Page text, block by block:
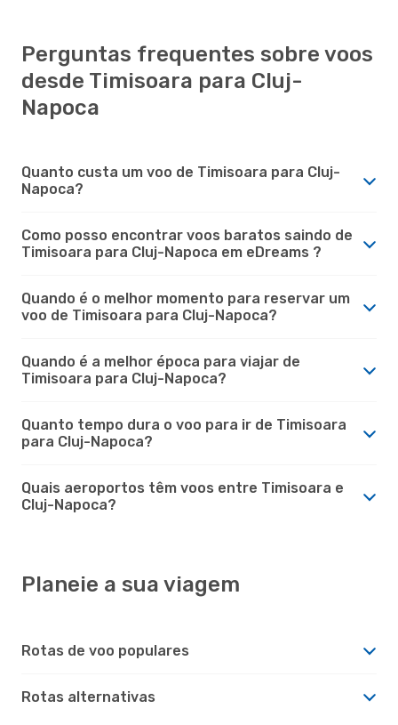
Perguntas frequentes sobre voos
desde Timisoara para Cluj-
Napoca
Quanto custa um voo de Timisoara para Cluj-
Napoca?
Como posso encontrar voos baratos saindo de
Timisoara para Cluj-Napoca em eDreams ?
Quando é o melhor momento para reservar um
voo de Timisoara para Cluj-Napoca?
Quando é a melhor época para viajar de
Timisoara para Cluj-Napoca?
Quanto tempo dura o voo para ir de Timisoara
para Cluj-Napoca?
Quais aeroportos têm voos entre Timisoara e
Cluj-Napoca?
Planeie a sua viagem
Rotas de voo populares
Rotas alternativas